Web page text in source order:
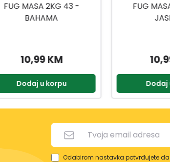
FUG MASA 2KG 40 -
JASMINE
10,99 KM
Dodaj u korpu
FUG
Dodaj
Odabirom nastavka potvrđujete